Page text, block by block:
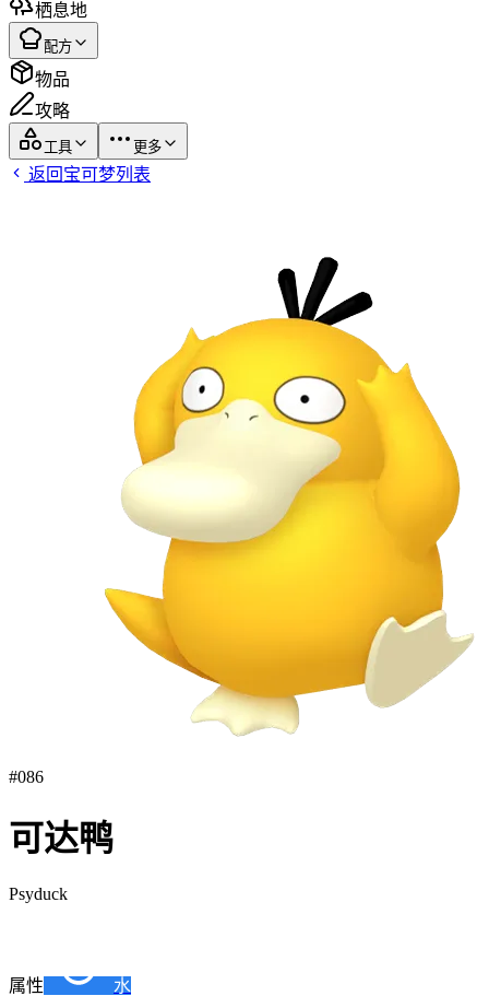
栖息地
配方
物品
攻略
工具 更多
返回宝可梦列表
#086
可达鸭
Psyduck
属性 水